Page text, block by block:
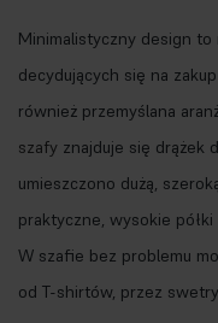
Minimalistyczny design
decydujących się na
również przemyślana
szafy znajduje się drążek
umieszczono dużą,
praktyczne, wysokie
W szafie bez problemu
od T-shirtów, przez